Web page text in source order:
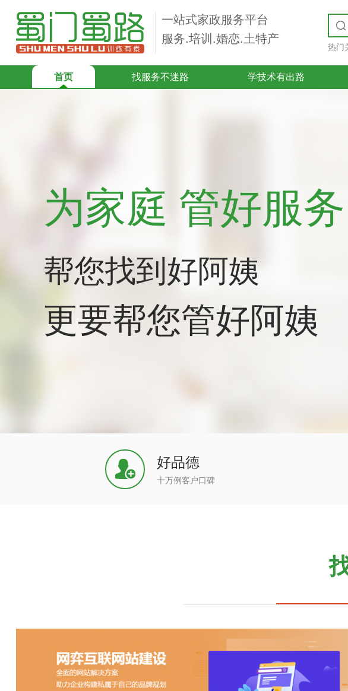
一站式家政服务平台
服务.培训.婚恋.土特产
热门
首页 找服务不迷路 学技术有出路
为家庭 管好服务
帮您找到好阿姨
更要帮您管好阿姨
好品德
十万例客户口碑